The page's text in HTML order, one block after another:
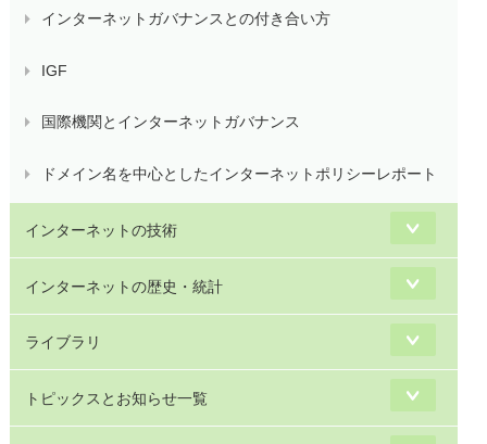
インターネットガバナンスとの付き合い方
IGF
国際機関とインターネットガバナンス
ドメイン名を中心としたインターネットポリシーレポート
インターネットの技術
インターネットの歴史・統計
ライブラリ
トピックスとお知らせ一覧